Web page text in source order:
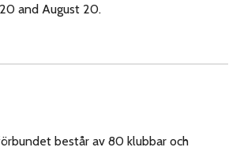
and August 20.
består av 80 klubbar och